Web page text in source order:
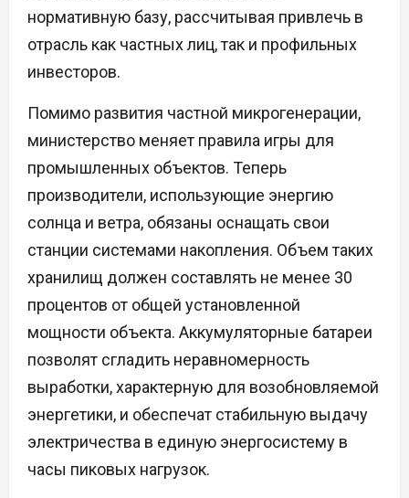
нормативную базу, рассчитывая привлечь в
отрасль как частных лиц, так и профильных
инвесторов.
Помимо развития частной микрогенерации,
министерство меняет правила игры для
промышленных объектов. Теперь
производители, использующие энергию
солнца и ветра, обязаны оснащать свои
станции системами накопления. Объем таких
хранилищ должен составлять не менее 30
процентов от общей установленной
мощности объекта. Аккумуляторные батареи
позволят сгладить неравномерность
выработки, характерную для возобновляемой
энергетики, и обеспечат стабильную выдачу
электричества в единую энергосистему в
часы пиковых нагрузок.